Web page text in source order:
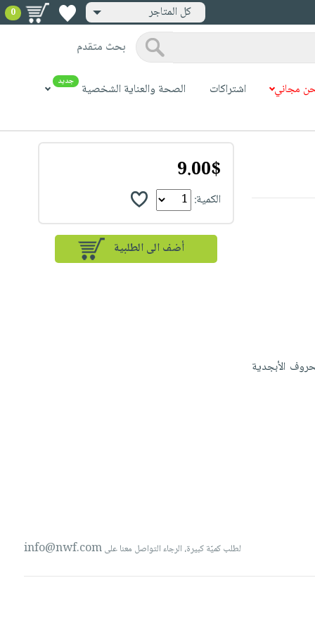
كل المتاجر 0
بحث متقدم
مجاني اشتراكات الصحة والعناية الشخصية جديد
الأبجدية
9.00$
الكمية:
لطلب كميّة كبيرة، الرجاء التواصل معنا علىinfo@nwf.com